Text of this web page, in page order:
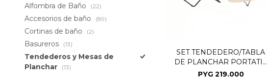
SET TENDEDERO/TABLA
DE PLANCHAR PORTATIL
NEGRO
PYG 219.000
Alfombra de Baño (22)
Accesorios de baño (89)
Cortinas de baño (2)
Basureros (13)
Tendederos y Mesas de
Planchar
(13)